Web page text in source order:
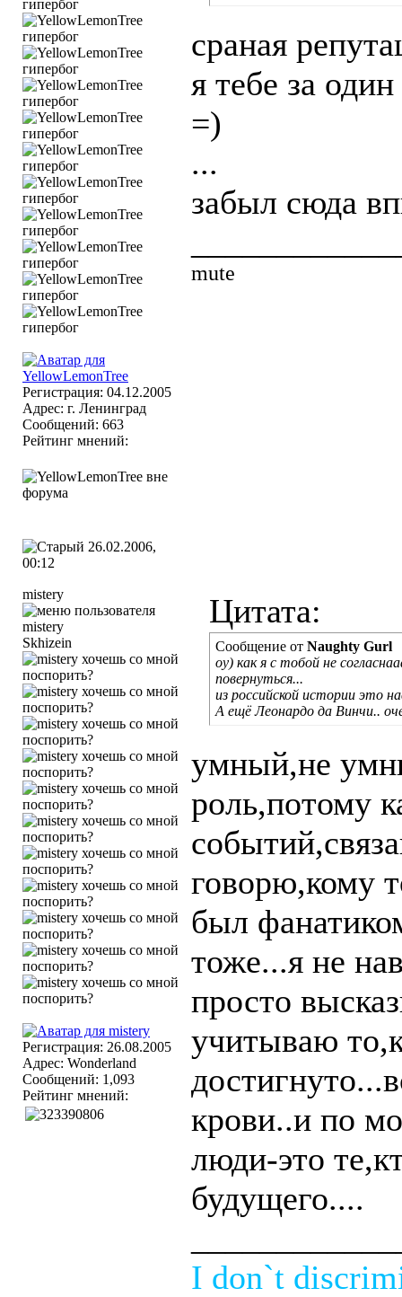
Регистрация: 04.12.2005
Адрес: г. Ленинград
Сообщений: 663
Рейтинг мнений:
сраная
я тебе за
=)
...
забыл сюда
mute
26.02.2006,
00:12
mistery
Skhizein
Регистрация: 26.08.2005
Адрес: Wonderland
Сообщений: 1,093
Рейтинг мнений:
Цитата:
Сообщение от Naughty Gurl
оу) как я с тобой не
повернуться...
из российской истории это
А ещё Леонардо да Винчи..
умный,не
роль,потому
говорю,кому
был
тоже...я не
просто
учитываю
крови..и по
люди-это
будущего....
I don`t